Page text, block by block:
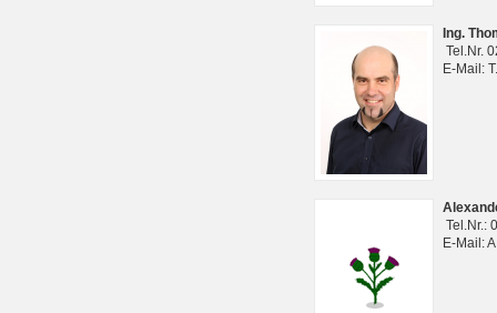
Ing.
Tel.Nr.
E-Mail:
Tel.Nr.:
E-Mail: